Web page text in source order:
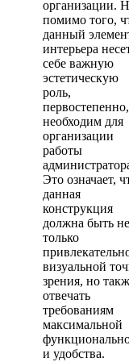
организации.
помимо того,
данный
интерьера
себе важную
эстетическую
роль,
необходим для
организации
работы
Это означает,
данная
конструкция
должна быть не
только
визуальной
зрения, но
отвечать
требованиям
максимальной
и удобства.